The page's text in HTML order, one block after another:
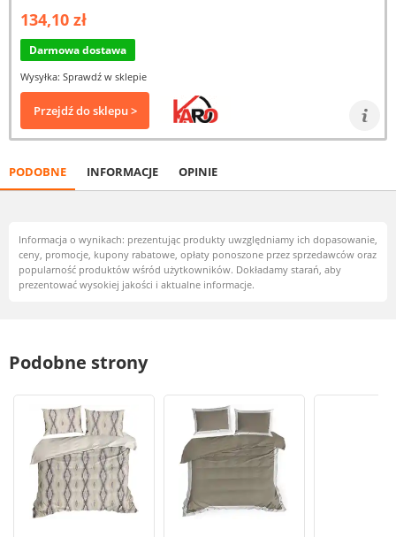
134,10 zł
Darmowa dostawa
Wysyłka: Sprawdź w sklepie
Przejdź do sklepu >
PODOBNE INFORMACJE OPINIE
Informacja o wynikach: prezentując produkty uwzględniamy ich dopasowanie,
ceny, promocje, kupony rabatowe, opłaty ponoszone przez sprzedawców oraz
popularność produktów wśród użytkowników. Dokładamy starań, aby
prezentować wysokiej jakości i aktualne informacje.
Podobne strony